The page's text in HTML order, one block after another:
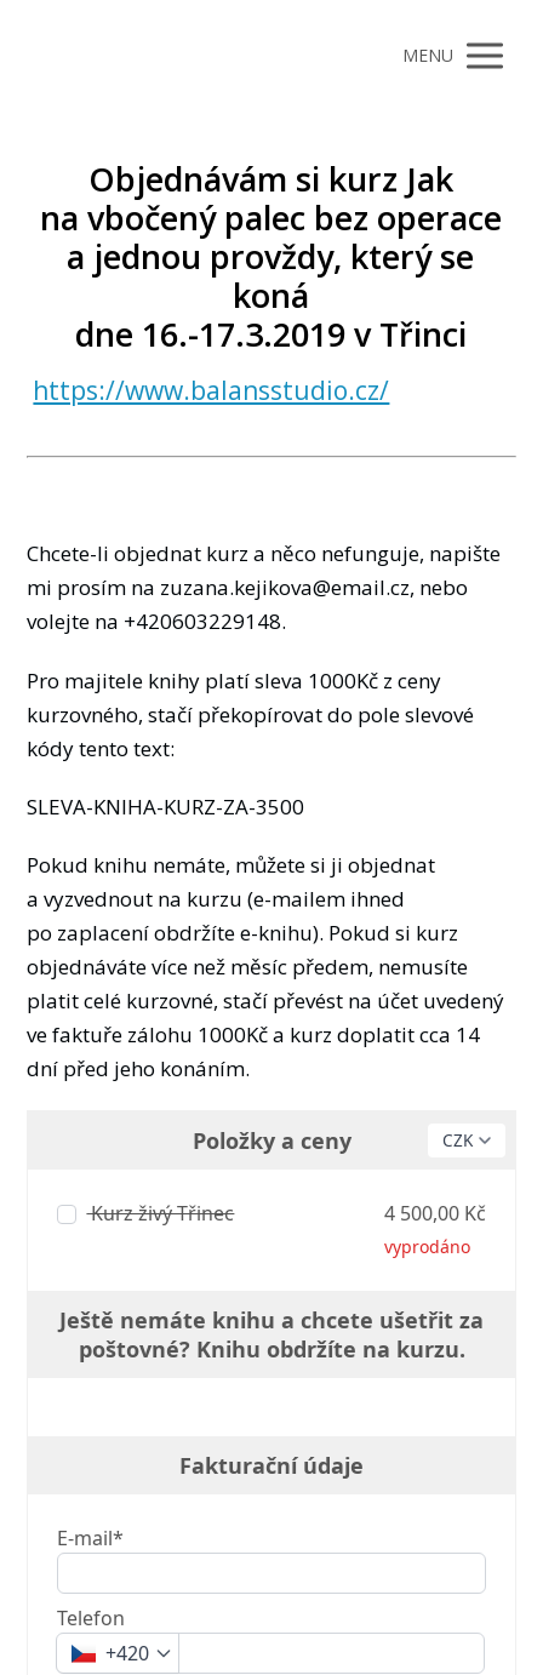
MENU
Objednávám si kurz Jak
na vbočený palec bez operace
a jednou provždy, který se
koná
dne 16.-17.3.2019 v Třinci
https://www.balansstudio.cz/
Chcete-li objednat kurz a něco nefunguje, napište
mi prosím na zuzana.kejikova@email.cz, nebo
volejte na +420603229148.
Pro majitele knihy platí sleva 1000Kč z ceny
kurzovného, stačí překopírovat do pole slevové
kódy tento text:
SLEVA-KNIHA-KURZ-ZA-3500
Pokud knihu nemáte, můžete si ji objednat
a vyzvednout na kurzu (e-mailem ihned
po zaplacení obdržíte e-knihu). Pokud si kurz
objednáváte více než měsíc předem, nemusíte
platit celé kurzovné, stačí převést na účet uvedený
ve faktuře zálohu 1000Kč a kurz doplatit cca 14
dní před jeho konáním.
Položky a ceny
Kurz živý Třinec
vyprodáno
4 500,00 Kč
Ještě nemáte knihu a chcete ušetřit za
poštovné? Knihu obdržíte na kurzu.
Fakturační údaje
E-mail*
Telefon
+420